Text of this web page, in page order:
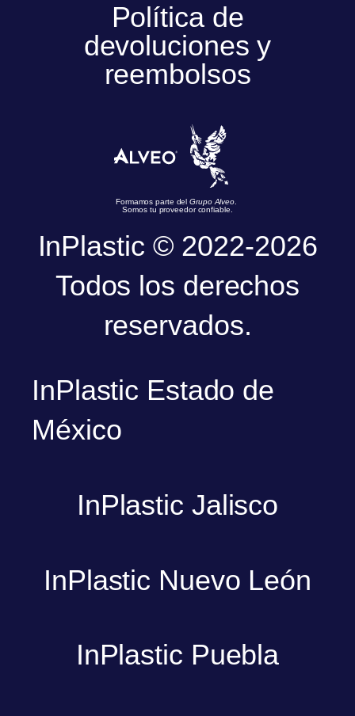
Política de
devoluciones y
reembolsos
Formamos parte delGrupo Alveo
Somos tu proveedor confiable.
InPlastic © 2022-2026
Todos los derechos
reservados.
InPlastic Estado de
México
InPlastic Jalisco
InPlastic Nuevo León
InPlastic Puebla